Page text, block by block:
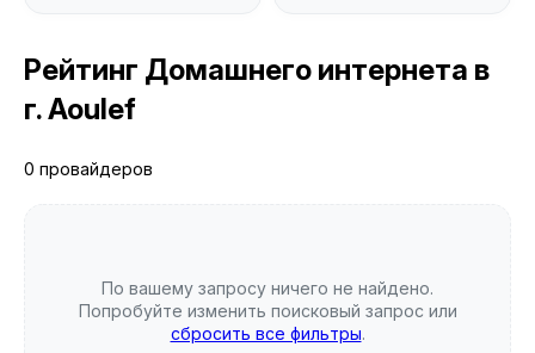
Рейтинг Домашнего интернета в
г. Aoulef
0 провайдеров
По вашему запросу ничего не найдено.
Попробуйте изменить поисковый запрос или
сбросить все фильтры.